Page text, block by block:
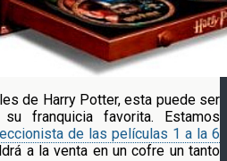
de Harry Potter, esta puede ser
franquicia favorita. Estamos
de las películas 1 a la 6
a la venta en un cofre un tanto